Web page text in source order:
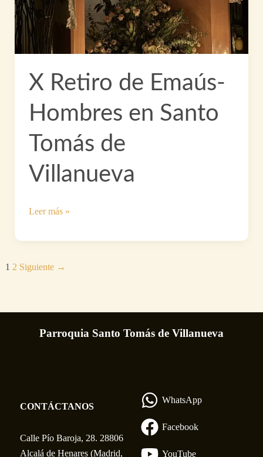
X Retiro de Emaús-
Hombres en Santo
Tomás de
Villanueva
X
de
Hombres
Leer más »
1 2 Siguiente →
Parroquia Santo Tomás de Villanueva
CONTÁCTANOS
Calle Pío Baroja, 28. 28806
Alcalá de Henares (Madrid,
WhatsApp
Facebook
YouTube